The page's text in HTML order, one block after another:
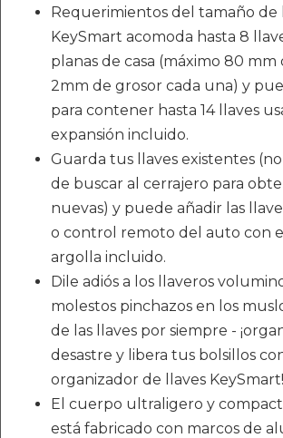
Requerimientos del tamaño de
KeySmart acomoda hasta 8
planas de casa (máximo 80 mm
2mm de grosor cada una) y
para contener hasta 14 llaves
expansión incluido.
Guarda tus llaves existentes
de buscar al cerrajero para
nuevas) y puede añadir las
o control remoto del auto con
argolla incluido.
Dile adiós a los llaveros
molestos pinchazos en los
de las llaves por siempre -
desastre y libera tus bolsillos
organizador de llaves KeySmart!
El cuerpo ultraligero y
está fabricado con marcos de